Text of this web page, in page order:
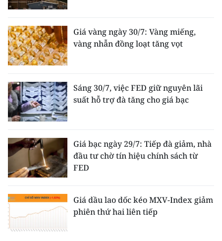
Giá vàng ngày 30/7: Vàng miếng,
vàng nhẫn đồng loạt tăng vọt
Sáng 30/7, việc FED giữ nguyên lãi
suất hỗ trợ đà tăng cho giá bạc
Giá bạc ngày 29/7: Tiếp đà giảm, nhà
đầu tư chờ tín hiệu chính sách từ
FED
Giá dầu lao dốc kéo MXV-Index giảm
phiên thứ hai liên tiếp